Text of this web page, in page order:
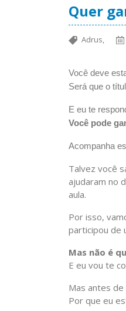
Quer
Adrus,
Você deve
Será que o
E eu te
Você pode
Acompanha
Talvez você
ajudaram no
aula.
Por isso,
participou de
Mas não é
E eu vou te
Mas antes
Por que eu